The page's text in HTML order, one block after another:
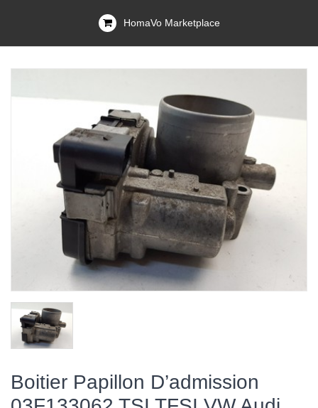
HomaVo Marketplace
Boitier Papillon D’admission